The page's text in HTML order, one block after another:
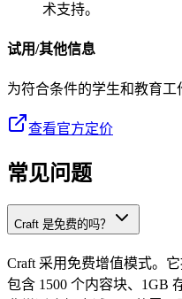
术支持。
试用/其他信息
为符合条件的学生和教育工
查看官方定价
常见问题
Craft 是免费的吗？
Craft 采用免费增值模式。
包含 1500 个内容块、1GB